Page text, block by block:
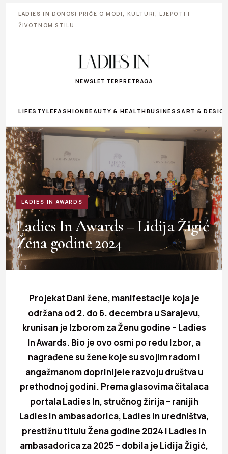
LADIES IN DONOSI PRIČE O MODI, KULTURI, LJEPOTI I
ŽIVOTNOM STILU
NEWSLETTER PRETRAGA
LIFESTYLEFASHIONBEAUTY & HEALTHBUSINESS ART &
LADIES IN AWARDS
Ladies In Awards – Lidija Žigić
Žena godine 2024
Projekat Dani žene, manifestacije koja je
održana od 2. do 6. decembra u Sarajevu,
krunisan je Izborom za Ženu godine – Ladies
In Awards. Bio je ovo osmi po redu Izbor, a
nagrađene su žene koje su svojim radom i
angažmanom doprinijele razvoju društva u
prethodnoj godini. Prema glasovima čitalaca
portala Ladies In, stručnog žirija – ranijih
Ladies In ambasadorica, Ladies In uredništva,
prestižnu titulu Žena godine 2024 i Ladies In
ambasadorica za 2025 – dobila je Lidija Žigić,